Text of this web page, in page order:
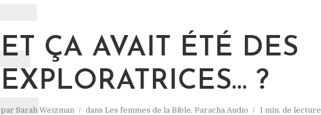
ET ÇA AVAIT ÉTÉ DES
EXPLORATRICES… ?
par Sarah Weizman dans Les femmes de la Bible, Paracha Audio 1 min. de lecture
E